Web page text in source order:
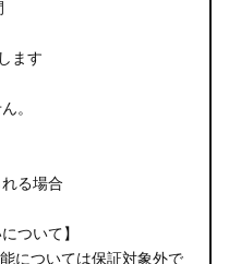
ます
。
る場合
ついて】
については保証対象外で